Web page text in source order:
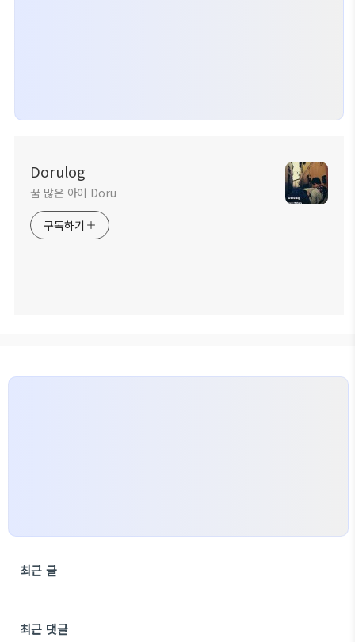
Dorulog
꿈 많은 아이 Doru
구독하기
최근 글
최근 댓글